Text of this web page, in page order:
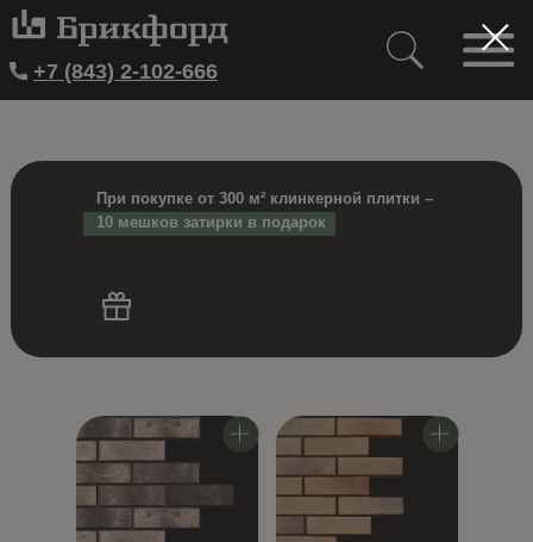
+7 (843) 2-102-666
При покупке от 300 м² клинкерной плитки –
10 мешков затирки в подарок